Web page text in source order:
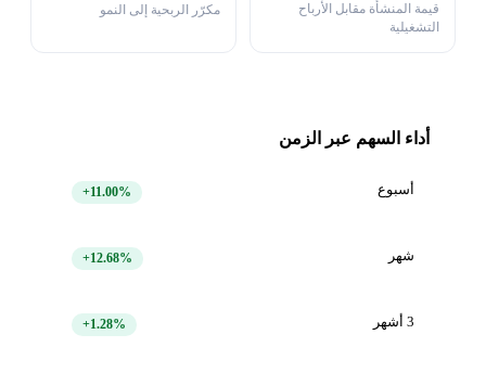
قيمة المنشأة مقابل الأرباح
التشغيلية
مكرّر الربحية إلى النمو
أداء السهم عبر الزمن
أسبوع +11.00%
شهر +12.68%
3 أشهر +1.28%